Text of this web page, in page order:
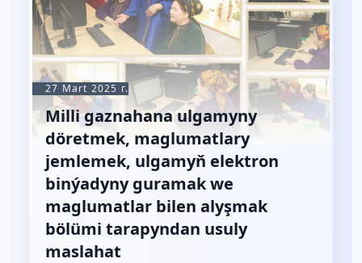
27 Mart 2025 г.
Milli gaznahana ulgamyny
döretmek, maglumatlary
jemlemek, ulgamyň elektron
binýadyny guramak we
maglumatlar bilen alyşmak
bölümi tarapyndan usuly
maslahat